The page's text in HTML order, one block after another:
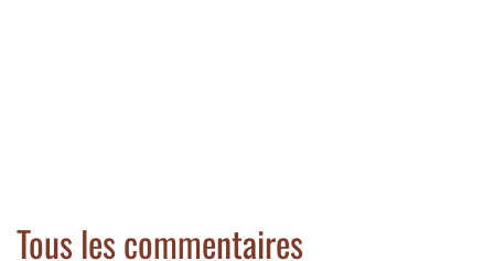
Tous les commentaires